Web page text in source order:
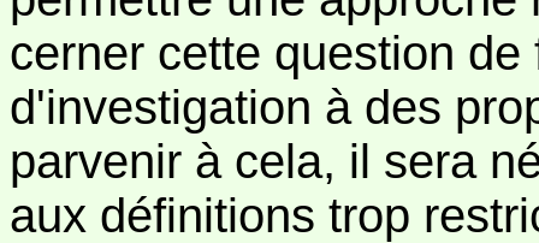
cerner cette question
d'investigation à des
parvenir à cela, il sera
aux définitions trop